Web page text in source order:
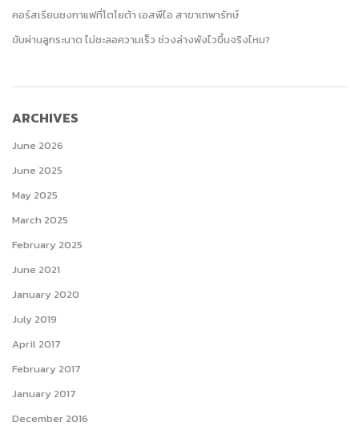
คอร์สเรียนชงกาแฟที่โตโยต้า เอสพีไอ สาขาเทพารักษ์
ขับผ่านลูกระนาด ไม่ชะลอความเร็ว ช่วงล่างพังไวขึ้นจริงไหม?
ARCHIVES
June 2026
June 2025
May 2025
March 2025
February 2025
June 2021
January 2020
July 2019
April 2017
February 2017
January 2017
December 2016